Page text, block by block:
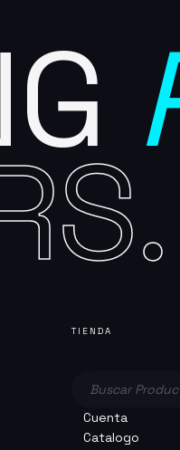
TIENDA
Cuenta
Catalogo